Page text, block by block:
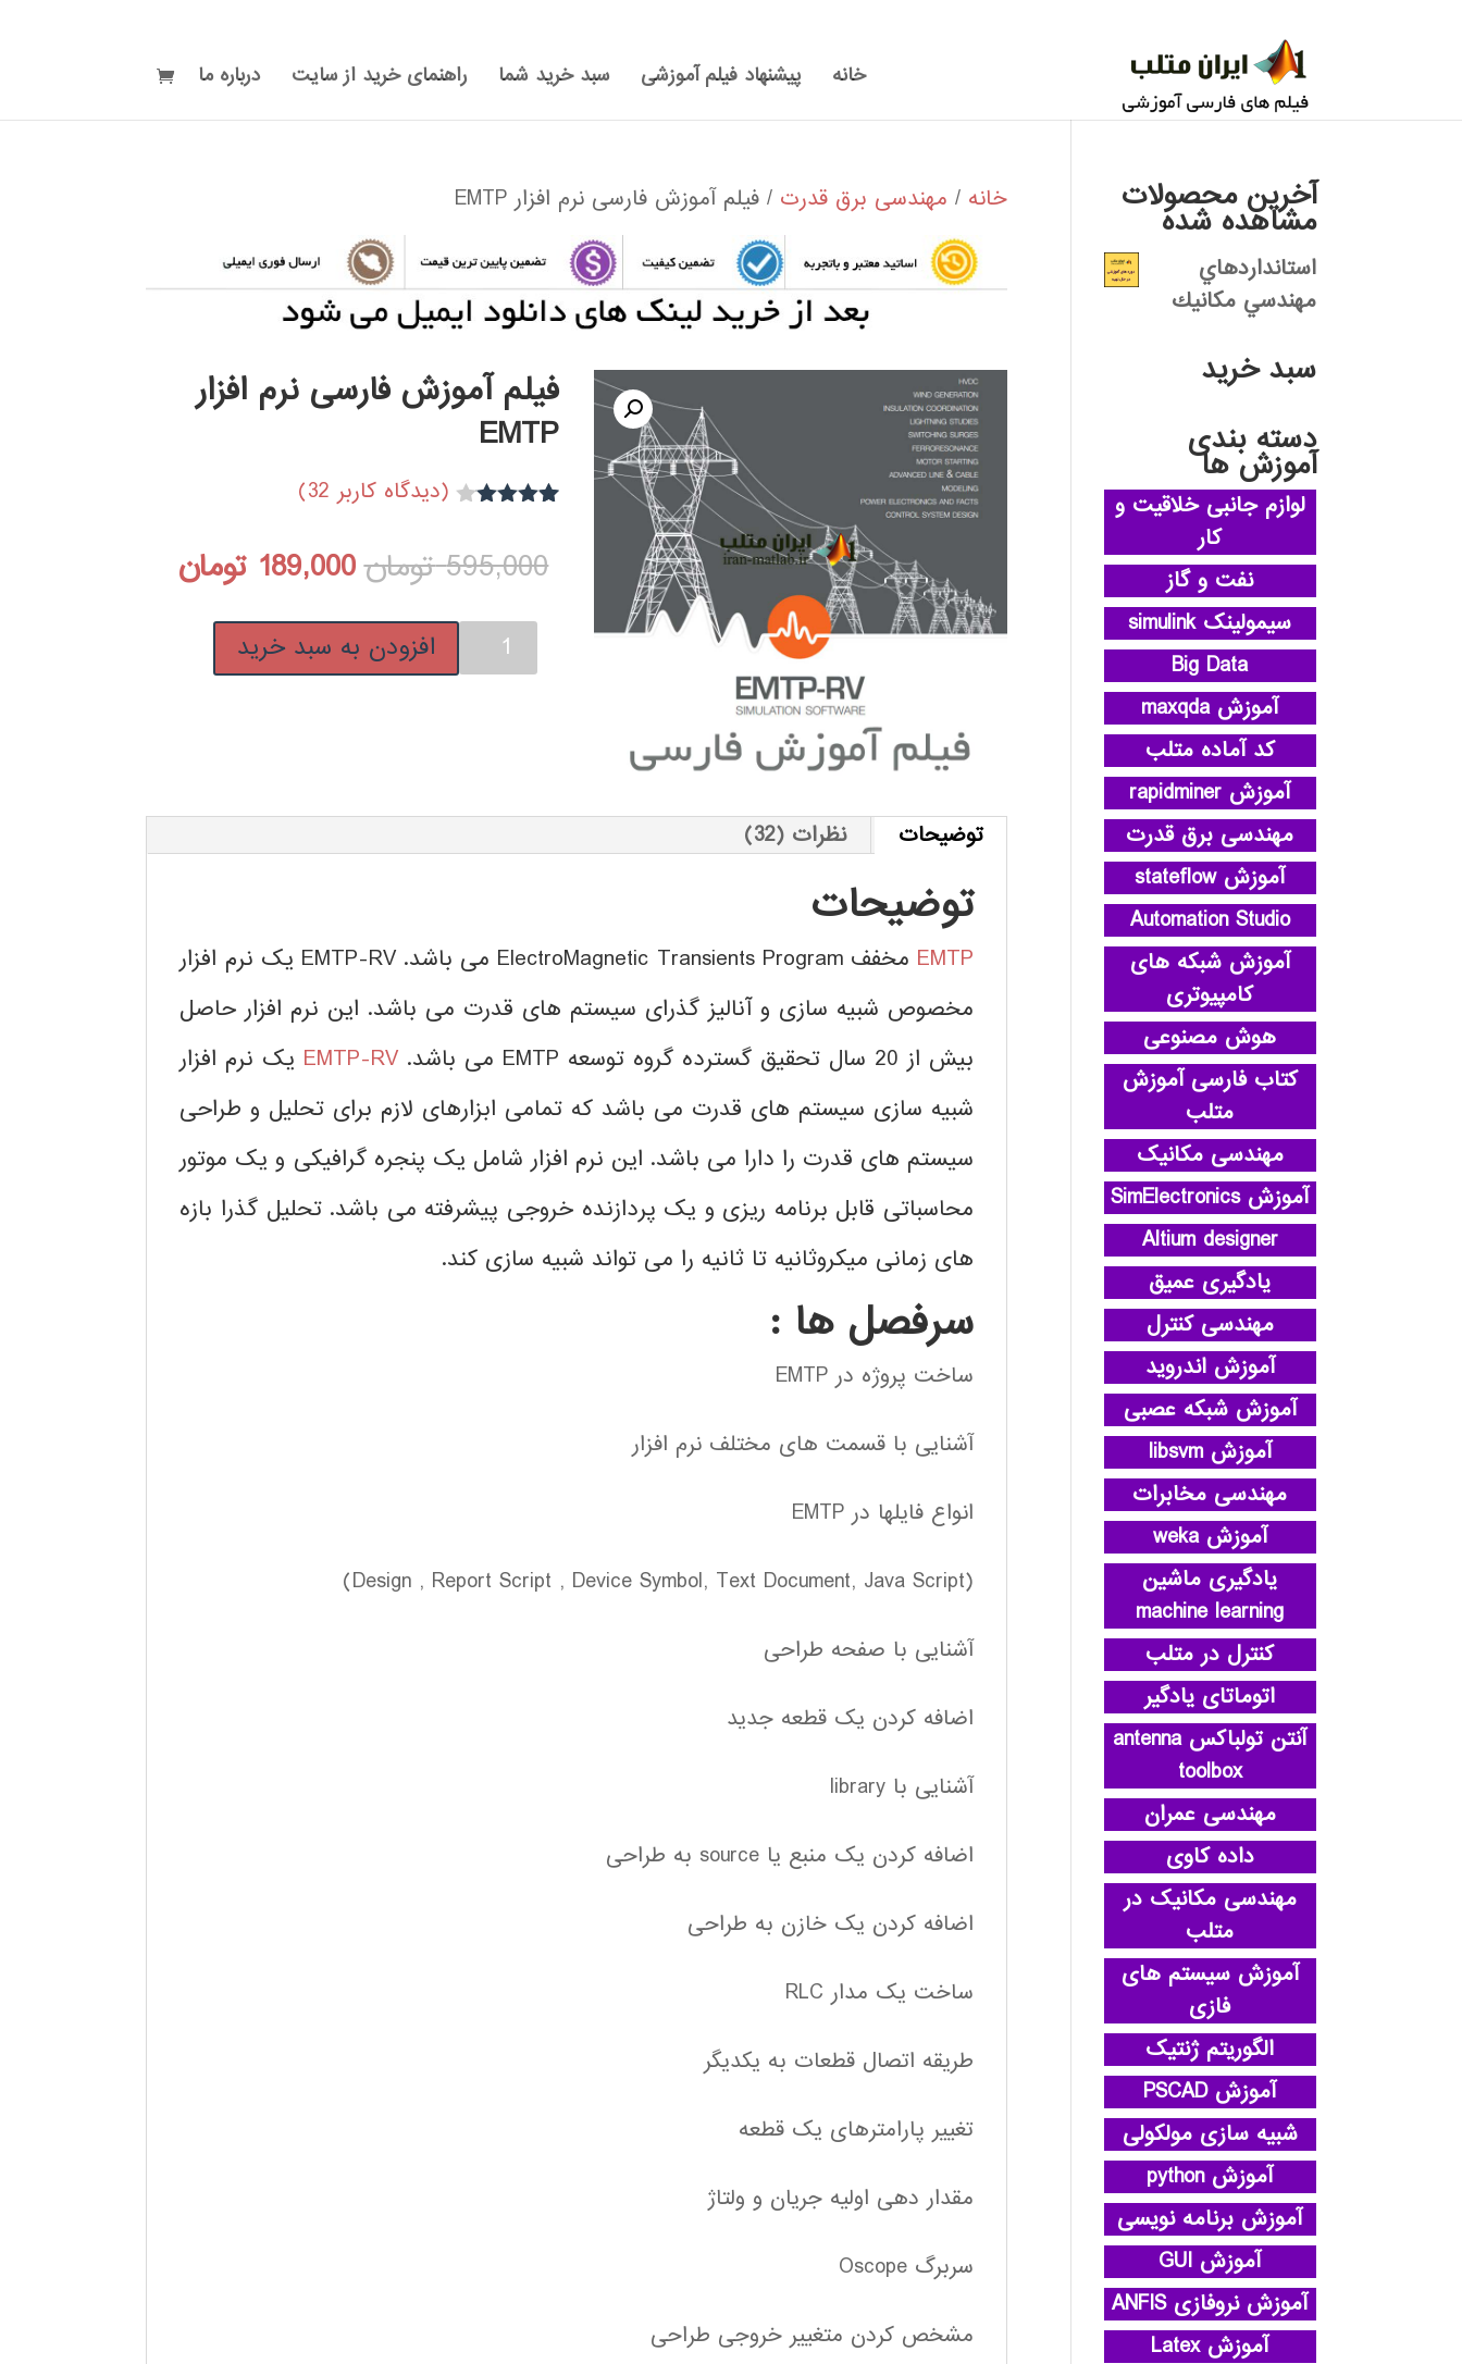
خانه پیشنهاد فیلم آموزشی سبد خرید شما راهنمای خرید از سایت درباره ما
خانه / مهندسی برق قدرت / فیلم آموزش فارسی نرم افزار EMTP
فیلم آموزش فارسی نرم افزار
EMTP
امتیاز
مشتری
(دیدگاه کاربر 32
)
595,000 تومانقیمت
اصلی:
595,000 تومان
189,000 تومان
فیلم
آموزش
افزودن به سبد خرید
توضیحات نظرات (32)
توضیحات
EMTP مخفف ElectroMagnetic TransientsProgram می باشد.
EMTP-RV یک نرم افزار
مخصوص شبیه سازی و آنالیز گذرای سیستم های قدرت می باشد. این نرم افزار حاصل
بیش از 20 سال تحقیق گسترده گروه توسعه EMTP می باشد.
EMTP-RV یک نرم افزار
شبیه سازی سیستم های قدرت می باشد که تمامی ابزارهای لازم برای تحلیل و طراحی
سیستم های قدرت را دارا می باشد. این نرم افزار شامل یک پنجره گرافیکی و یک موتور
محاسباتی قابل برنامه ریزی و یک پردازنده خروجی پیشرفته می باشد.تحلیل گذرا بازه
های زمانی میکروثانیه تا ثانیه را می تواند شبیه سازی کند.
سرفصل ها :
ساخت پروژه در EMTP
آشنایی با قسمت های مختلف نرم افزار
انواع فایلها در EMTP
(Design , Report Script , Device Symbol, Text Document, Java Script)
آشنایی با صفحه طراحی
اضافه کردن یک قطعه جدید
آشنایی با library
اضافه کردن یک منبع یا source به طراحی
اضافه کردن یک خازن به طراحی
ساخت یک مدار RLC
طریقه اتصال قطعات به یکدیگر
تغییر پارامترهای یک قطعه
مقدار دهی اولیه جریان و ولتاژ
سربرگ Oscope
مشخص کردن متغییر خروجی طراحی
آخرین محصولات
مشاهده شده
استانداردهاي
مهندسي مكانيك
سبد خرید
دسته بندی
آموزش ها
لوازم جانبی خلاقیت و
کار
نفت و گاز
سیمولینک simulink
Big Data
آموزش maxqda
کد آماده متلب
آموزش rapidminer
مهندسی برق قدرت
آموزش stateflow
Automation Studio
آموزش شبکه های
کامپیوتری
هوش مصنوعی
کتاب فارسی آموزش
متلب
مهندسی مکانیک
آموزش SimElectronics
Altium designer
یادگیری عمیق
مهندسی کنترل
آموزش اندروید
آموزش شبکه عصبی
آموزش libsvm
مهندسی مخابرات
آموزش weka
یادگیری ماشین
machine learning
کنترل در متلب
اتوماتای یادگیر
آنتن تولباکس antenna
toolbox
مهندسی عمران
داده کاوی
مهندسی مکانیک در
متلب
آموزش سیستم های
فازی
الگوریتم ژنتیک
آموزش PSCAD
شبیه سازی مولکولی
آموزش python
آموزش برنامه نویسی
آموزش GUI
آموزش نروفازی ANFIS
آموزش Latex